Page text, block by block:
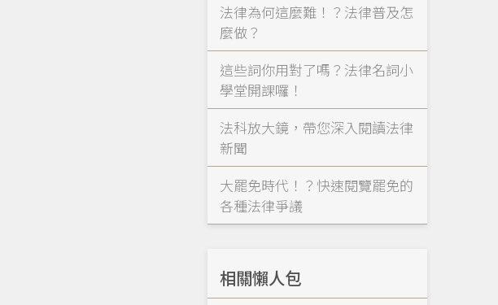
法律為何這麼難！？法律普及怎
麼做？
這些詞你用對了嗎？法律名詞小
學堂開課囉！
法科放大鏡，帶您深入閱讀法律
新聞
大罷免時代！？快速閱覽罷免的
各種法律爭議
相關懶人包